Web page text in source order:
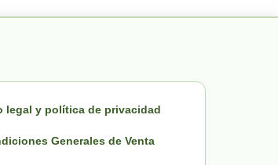
legal y política de privacidad
Generales de Venta